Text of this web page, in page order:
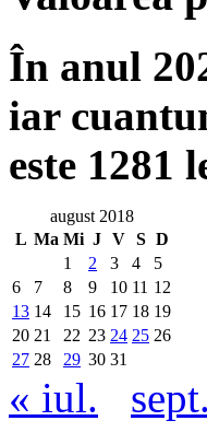
În anul
iar
este 1281
august 2018
L Ma Mi J V S D
1
2 3 4
5
6
7 8 9 10 11 12
13 14 15 16 17 18 19
20 21 22 23 24 25 26
27 28 29 30 31
« iul.